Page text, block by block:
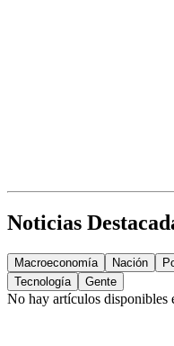
Noticias
Macroeconomía Nación
Tecnología
Gente
No hay artículos disponibles